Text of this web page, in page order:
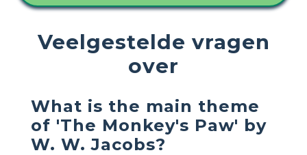
Veelgestelde vragen
over
What is the main theme
of 'The Monkey's Paw' by
W. W. Jacobs?